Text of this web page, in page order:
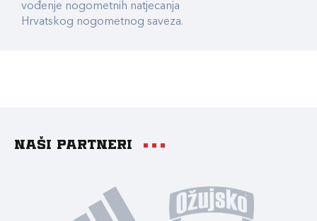
vođenje nogometnih natjecanja
Hrvatskog nogometnog saveza.
Naši partneri